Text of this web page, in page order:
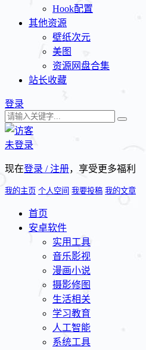
Hook配置
其他资源
壁纸次元
美图
资源网盘合集
站长收藏
登录
未登录
现在登录 / 注册，享受更多福利
我的主页 个人空间 我要投稿 我的文章
首页
安卓软件
实用工具
音乐影视
漫画小说
摄影修图
生活相关
学习教育
人工智能
系统工具